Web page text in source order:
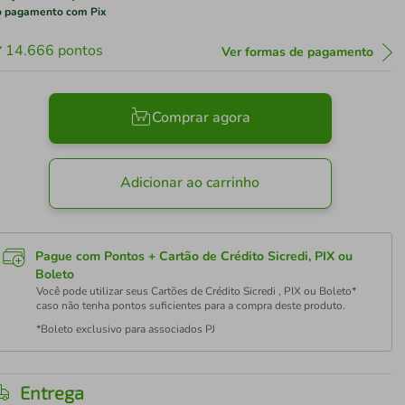
pagamento com Pix
14.666 pontos Ver formas de pagamento
Comprar agora
Adicionar ao carrinho
Pague com Pontos + Cartão de Crédito Sicredi, PIX ou
Boleto
Você pode utilizar seus Cartões de Crédito Sicredi , PIX ou Boleto*
caso não tenha pontos suficientes para a compra deste produto.
*Boleto exclusivo para associados PJ
Entrega